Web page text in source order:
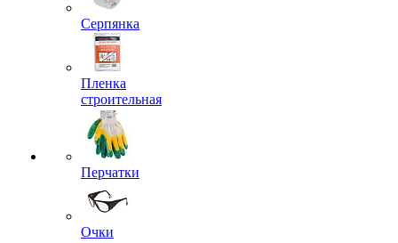
Серпянка
Пленка
строительная
Перчатки
Очки